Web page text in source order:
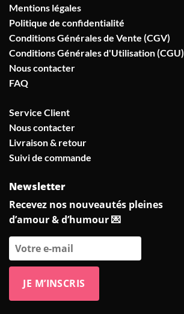
Mentions légales
Politique de confidentialité
Conditions Générales de Vente (CGV)
Conditions Générales d'Utilisation (CGU)
Nous contacter
FAQ
Service Client
Nous contacter
Livraison & retour
Suivi de commande
Newsletter
Recevez nos nouveautés pleines
d’amour & d’humour 💌